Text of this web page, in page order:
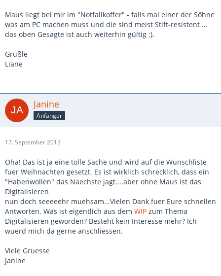
Maus liegt bei mir im "Notfallkoffer" - falls mal einer der Söhne
was am PC machen muss und die sind meist Stift-resistent ...
das oben Gesagte ist auch weiterhin gültig ;).
Grüßle
Liane
Janine
Anfänger
17. September 2013
Oha! Das ist ja eine tolle Sache und wird auf die Wunschliste
fuer Weihnachten gesetzt. Es ist wirklich schrecklich, dass ein
"Habenwollen" das Naechste jagt....aber ohne Maus ist das
Digitalisieren
nun doch seeeeehr muehsam...Vielen Dank fuer Eure schnellen
Antworten. Was ist eigentlich aus dem WIP zum Thema
Digitalisieren geworden? Besteht kein Interesse mehr? Ich
wuerd mich da gerne anschliessen.
Viele Gruesse
Janine